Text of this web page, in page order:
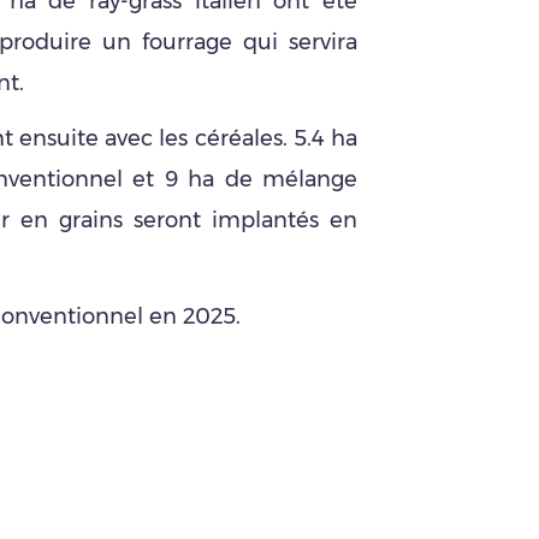
un fourrage qui servira
avec les céréales. 5.4 ha
et 9 ha de mélange
en grains seront implantés en
en 2025.